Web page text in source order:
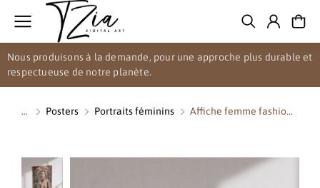
Nous produisons à la demande, pour une approche plus durable et
respectueuse de notre planète.
Vous êtes ici :
Posters Portraits féminins Affiche femme fashio…